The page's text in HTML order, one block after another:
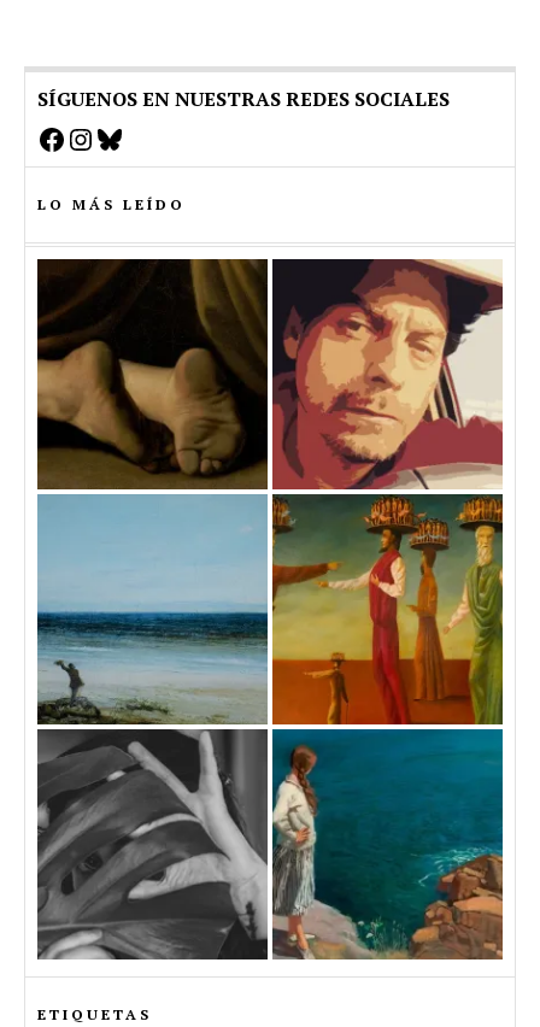
SÍGUENOS EN NUESTRAS REDES SOCIALES
Facebook
Instagram
Bluesky
LO MÁS LEÍDO
ETIQUETAS